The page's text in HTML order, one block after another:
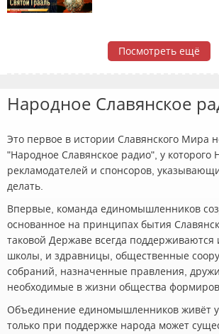
Посмотреть ещё
Народное Славянское
Это первое в истории Славянского Мира
"Народное Славянское радио", у которого
рекламодателей и спонсоров,
делать.
Впервые, команда единомышленников
основанное на принципах бытия
таковой Державе всегда
школы, и здравницы, общественные
собраний, назначенные правления,
необходимые в жизни общества
Объединение единомышленников живёт
только при поддержке народа может